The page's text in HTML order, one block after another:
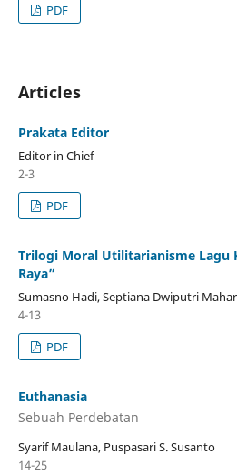
PDF
Articles
Prakata Editor
Editor in Chief
2-3
PDF
Trilogi Moral Utilitarianisme Lagu
Raya”
Sumasno Hadi, Septiana Dwiputri
4-13
PDF
Euthanasia
Sebuah Perdebatan
Syarif Maulana, Puspasari S. Susanto
14-25